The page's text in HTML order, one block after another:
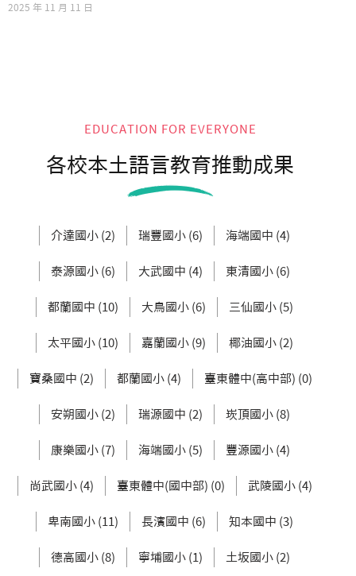
2025 年 11 月 11 日
EDUCATION FOR EVERYONE
各校本土語言教育推動成果
介達國小 (2) 瑞豐國小 (6) 海端國中 (4)
泰源國小 (6) 大武國中 (4) 東清國小 (6)
都蘭國中 (10) 大鳥國小 (6) 三仙國小 (5)
太平國小 (10) 嘉蘭國小 (9) 椰油國小 (2)
寶桑國中 (2) 都蘭國小 (4) 臺東體中(高中部) (0)
安朔國小 (2) 瑞源國中 (2) 崁頂國小 (8)
康樂國小 (7) 海端國小 (5) 豐源國小 (4)
尚武國小 (4) 臺東體中(國中部) (0) 武陵國小 (4)
卑南國小 (11) 長濱國中 (6) 知本國中 (3)
德高國小 (8) 寧埔國小 (1) 土坂國小 (2)